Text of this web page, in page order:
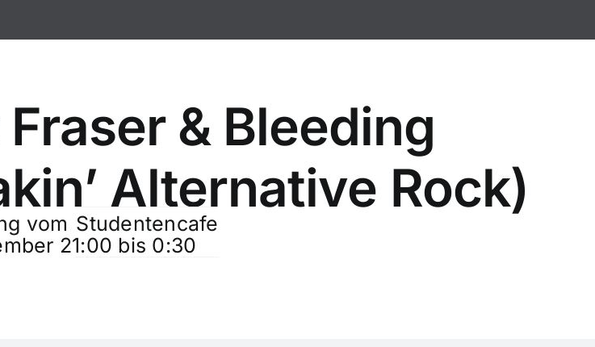
& Bleeding
Alternative Rock)
vom Studentencafe
21:00 bis 0:30